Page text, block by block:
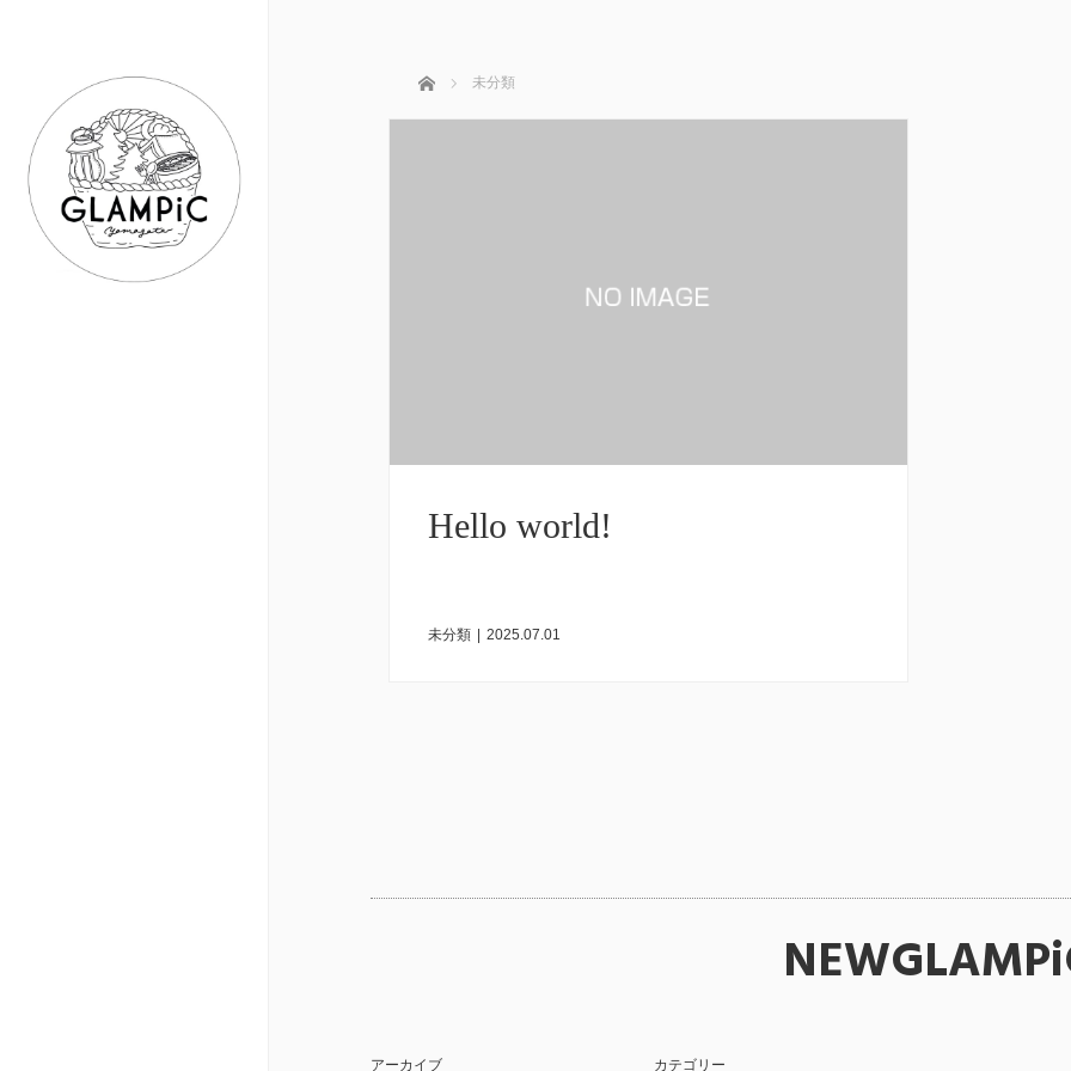
ホーム 未分類
Hello world!
未分類 | 2025.07.01
アーカイブ カテゴリー